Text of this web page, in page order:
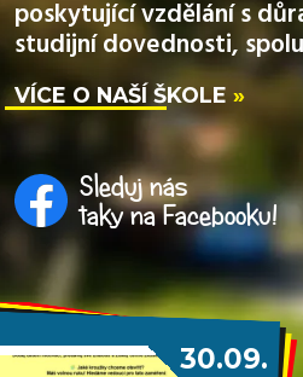
poskytující vzdělání s
studijní dovednosti,
VÍCE O NAŠÍ ŠKOLE
Sleduj nás
taky na Facebooku!
30.09.